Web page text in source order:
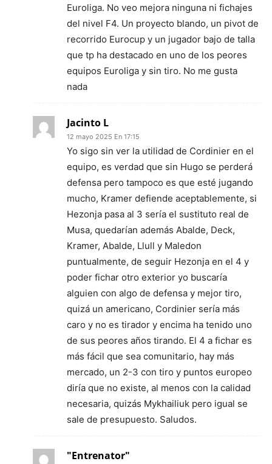
Euroliga. No veo mejora ninguna ni fichajes
del nivel F4. Un proyecto blando, un pivot de
recorrido Eurocup y un jugador bajo de talla
que tp ha destacado en uno de los peores
equipos Euroliga y sin tiro. No me gusta
nada
Jacinto L
12 mayo 2025 En 17:15
Yo sigo sin ver la utilidad de Cordinier en el
equipo, es verdad que sin Hugo se perderá
defensa pero tampoco es que esté jugando
mucho, Kramer defiende aceptablemente, si
Hezonja pasa al 3 sería el sustituto real de
Musa, quedarían además Abalde, Deck,
Kramer, Abalde, Llull y Maledon
puntualmente, de seguir Hezonja en el 4 y
poder fichar otro exterior yo buscaría
alguien con algo de defensa y mejor tiro,
quizá un americano, Cordinier sería más
caro y no es tirador y encima ha tenido uno
de sus peores años tirando. El 4 a fichar es
más fácil que sea comunitario, hay más
mercado, un 2-3 con tiro y puntos europeo
diría que no existe, al menos con la calidad
necesaria, quizás Mykhailiuk pero igual se
sale de presupuesto. Saludos.
"Entrenator"